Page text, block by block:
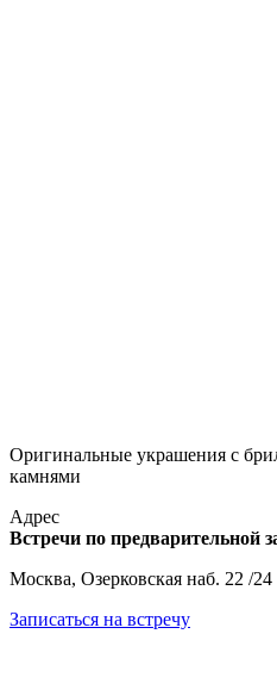
Оригинальные украшения с
камнями
Адрес
Встречи по предварительной
Москва, Озерковская наб. 22 /24
Записаться на встречу